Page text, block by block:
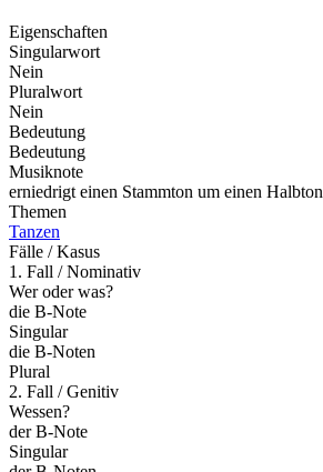
Eigenschaften
Singularwort
Nein
Pluralwort
Nein
Bedeutung
Bedeutung
Musiknote
erniedrigt einen Stammton um einen Halbton
Themen
Tanzen
Fälle / Kasus
1. Fall / Nominativ
Wer oder was?
die B-Note
Singular
die B-Noten
Plural
2. Fall / Genitiv
Wessen?
der B-Note
Singular